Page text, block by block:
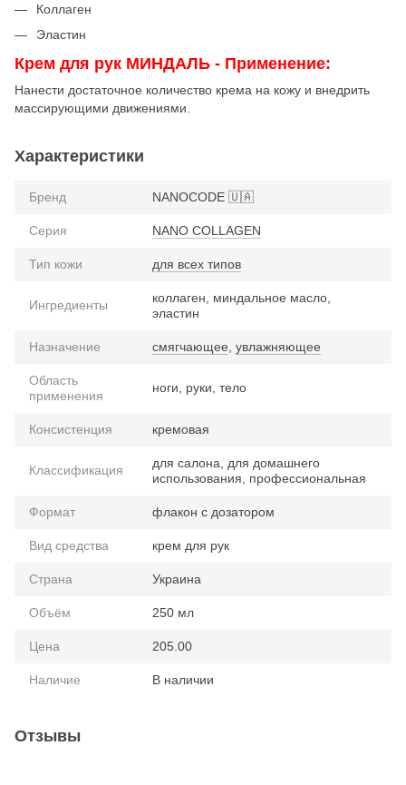
Коллаген
Эластин
Крем для рук МИНДАЛЬ - Применение:
Нанести достаточное количество крема на кожу и внедрить
массирующими движениями.
Характеристики
Бренд NANOCODE 🇺🇦
Серия NANO COLLAGEN
Тип кожи для всех типов
Ингредиенты
коллаген, миндальное масло,
эластин
Назначение смягчающее увлажняющее
Область
применения
ноги, руки, тело
Консистенция кремовая
Классификация
для салона, для домашнего
использования, профессиональная
Формат флакон с дозатором
Вид средства крем для рук
Страна Украина
Объём 250 мл
Цена 205.00
Наличие В наличии
Отзывы